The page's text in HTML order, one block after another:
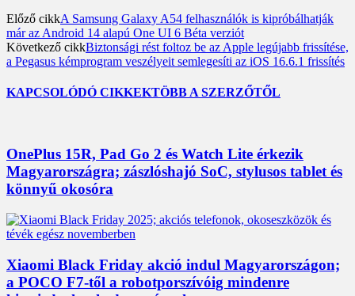
Előző cikkA Samsung Galaxy A54 felhasználók is kipróbálhatják
már az Android 14 alapú One UI 6 Béta verziót
Következő cikkBiztonsági rést foltoz be az Apple legújabb frissítése,
a Pegasus kémprogram veszélyeit semlegesíti az iOS 16.6.1 frissítés
KAPCSOLÓDÓ CIKKEKTÖBB A SZERZŐTŐL
OnePlus 15R, Pad Go 2 és Watch Lite érkezik
Magyarországra; zászlóshajó SoC, stylusos tablet és
könnyű okosóra
Xiaomi Black Friday akció indul Magyarországon;
a POCO F7-től a robotporszívóig mindenre